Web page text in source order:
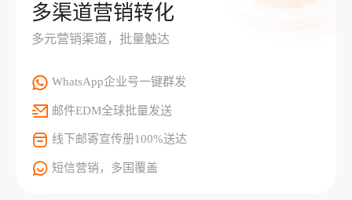
多渠道营销转化
多元营销渠道，批量触达
WhatsApp企业号一键群发
邮件EDM全球批量发送
线下邮寄宣传册100%送达
短信营销，多国覆盖